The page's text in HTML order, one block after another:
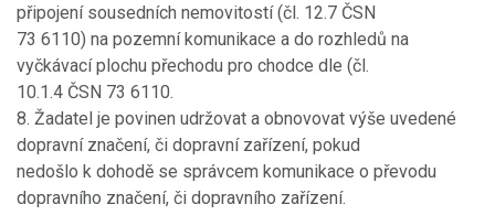
připojení sousedních nemovitostí (čl. 12.7 ČSN
73 6110) na pozemní komunikace a do rozhledů na
vyčkávací plochu přechodu pro chodce dle (čl.
10.1.4 ČSN 73 6110.
8. Žadatel je povinen udržovat a obnovovat výše uvedené
dopravní značení, či dopravní zařízení, pokud
nedošlo k dohodě se správcem komunikace o převodu
dopravního značení, či dopravního zařízení.